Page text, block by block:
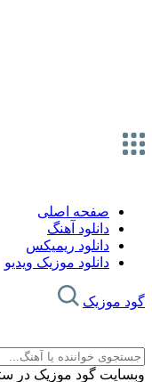
صفحه اصلی
دانلود آهنگ
دانلود ریمیکس
دانلود موزیک ویدیو
گود موزیک
وبسایت گود موزیک در